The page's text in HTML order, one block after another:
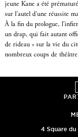
jeune Kane a été
sur l’autel d’une réussite
À la fin du prologue,
un drap, qui fait autant
de rideau » sur la vie du
nombreux coups de
4 Square du